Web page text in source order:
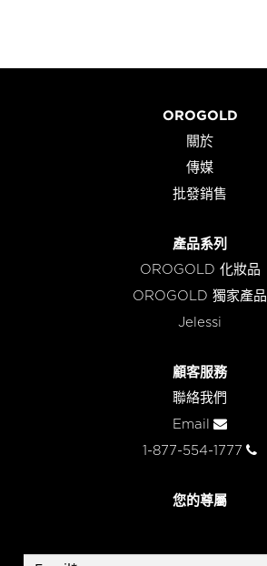
OROGOLD
關於
傳媒
批發銷售
產品系列
OROGOLD 化妝品
OROGOLD 獨家產品
Jelessi
顧客服務
聯絡我們
Email
1-877-554-1777
您的尊屬